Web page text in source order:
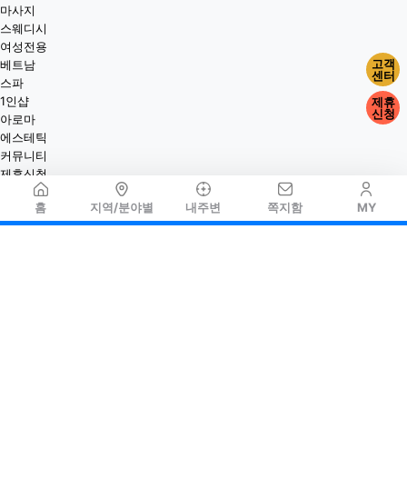
홈 지역/분야별 내주변 쪽지함 MY
마사지
스웨디시
여성전용
베트남
스파
1인샵
아로마
에스테틱
커뮤니티
제휴신청
고객
센터
제휴
신청